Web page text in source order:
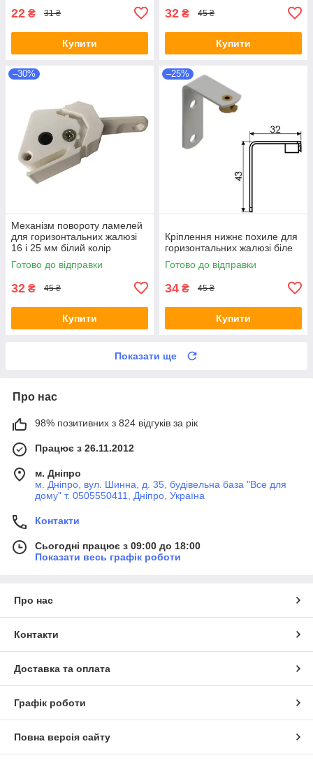
22 ₴ 31 ₴
Купити
32 ₴ 45 ₴
Купити
–30%
Механізм повороту ламелей
для горизонтальних жалюзі
16 і 25 мм білий колір
Готово до відправки
32 ₴ 45 ₴
Купити
–25%
Кріплення нижнє похиле для
горизонтальних жалюзі біле
Готово до відправки
34 ₴ 45 ₴
Купити
Показати ще
Про нас
98% позитивних з 824 відгуків за рік
Працює з 26.11.2012
м. Дніпро
м. Дніпро, вул. Шинна, д. 35, будівельна база "Все для
дому" т. 0505550411, Дніпро, Україна
Контакти
Сьогодні працює з 09:00 до 18:00
Показати весь графік роботи
Про нас
Контакти
Доставка та оплата
Графік роботи
Повна версія сайту